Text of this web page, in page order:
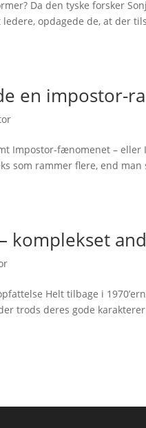
Da den tyske forsker
opdagede de, at der
en impostor-
Impostor-fænomenet –
som rammer flere, end
komplekset
Helt tilbage i
trods deres gode